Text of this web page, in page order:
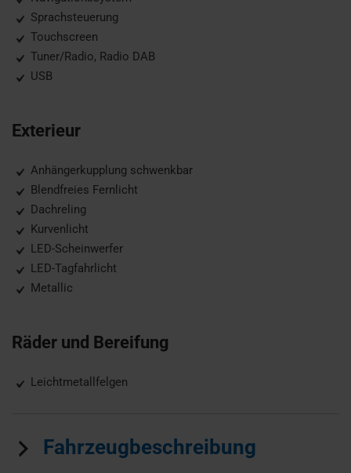
Sprachsteuerung
Touchscreen
Tuner/Radio, Radio DAB
USB
Exterieur
Anhängerkupplung schwenkbar
Blendfreies Fernlicht
Dachreling
Kurvenlicht
LED-Scheinwerfer
LED-Tagfahrlicht
Metallic
Räder und Bereifung
Leichtmetallfelgen
Fahrzeugbeschreibung